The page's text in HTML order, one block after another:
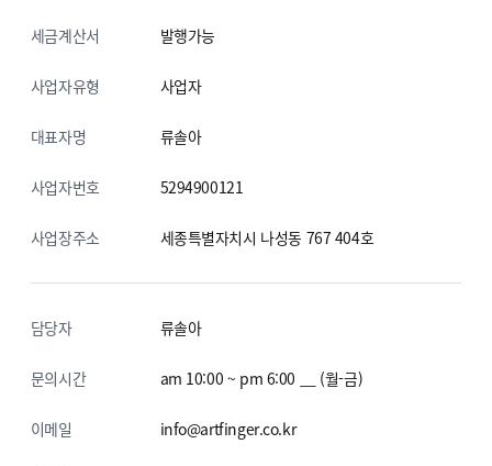
세금계산서 발행가능
사업자유형 사업자
대표자명 류솔아
사업자번호 5294900121
사업장주소 세종특별자치시 나성동 767 404호
담당자 류솔아
문의시간 am 10:00 ~ pm 6:00 __ (월-금)
이메일 info@artfinger.co.kr